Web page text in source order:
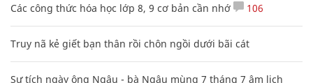
Các công thức hóa học lớp 8, 9 cơ bản cần nhớ 106
Truy nã kẻ giết bạn thân rồi chôn ngồi dưới bãi cát
Sự tích ngày ông Ngâu - bà Ngâu mùng 7 tháng 7 âm lịch